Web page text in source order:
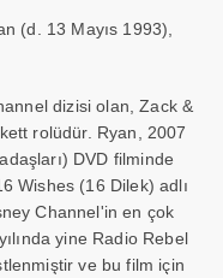
(d. 13 Mayıs 1993),
dizisi olan, Zack &
rolüdür. Ryan, 2007
DVD filminde
Wishes (16 Dilek) adlı
Channel'in en çok
yine Radio Rebel
ve bu film için